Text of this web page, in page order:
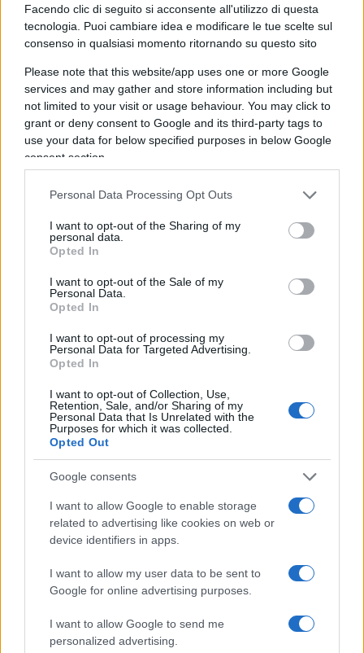
Facendo clic di seguito si acconsente all'utilizzo di questa
tecnologia. Puoi cambiare idea e modificare le tue scelte sul
consenso in qualsiasi momento ritornando su questo sito
Please note that this website/app uses one or more Google
services and may gather and store information including but
not limited to your visit or usage behaviour. You may click to
grant or deny consent to Google and its third-party tags to
use your data for below specified purposes in below Google
consent section.
Personal Data Processing Opt Outs
I want to opt-out of the Sharing of my
personal data.
Opted In
I want to opt-out of the Sale of my
Personal Data.
Opted In
I want to opt-out of processing my
Personal Data for Targeted Advertising.
Opted In
I want to opt-out of Collection, Use,
Retention, Sale, and/or Sharing of my
Personal Data that Is Unrelated with the
Purposes for which it was collected.
Opted Out
Google consents
I want to allow Google to enable storage
related to advertising like cookies on web or
device identifiers in apps.
I want to allow my user data to be sent to
Google for online advertising purposes.
I want to allow Google to send me
personalized advertising.
Ma non basta, se quanto da essa riportato viene
ancora da alcuni opinionisti considerato al livello
delle sacre scritture, costoro dovrebbero spiegarci
come sia possibile lavare accuratamente con un
qualche detergente (visto che come ha spiegato il
Palmegiani, l’acqua da sola non è in grado di
eliminare del tutto le tracce ematiche) lavandino,
dispenser e sifone, lasciando però il tutto
abbastanza sporco, pieno di colature di sapone e
mai stati analizzati.
Inoltre, dato che Stasi non aveva certamente le
competenze di un idraulico, immagino che i
famosi 23 minuti non gli sarebbero bastati
nemmeno per capire come si dovesse smontare e
rimontare il relativo sifone.
Quindi è evidente che quanto riportato in
sentenza – perché a questo ci dobbiamo riferire
nel dibattito pubblico –non sta letteralmente in
, anche se oggi gli irriducibili colpevolisti
sostengono che forse Stasi queste operazioni non